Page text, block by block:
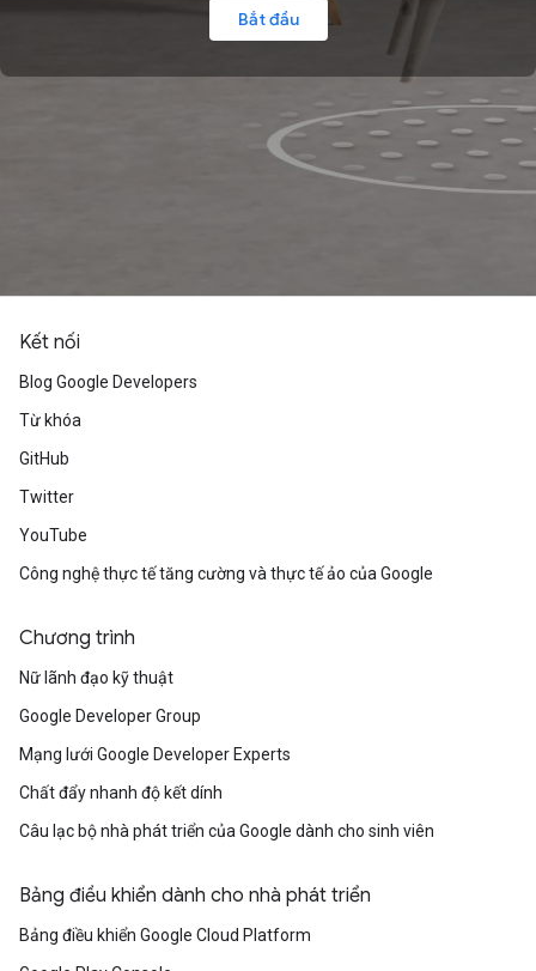
Bắt đầu
Kết nối
Blog Google Developers
Từ khóa
GitHub
Twitter
YouTube
Công nghệ thực tế tăng cường và thực tế ảo của Google
Chương trình
Nữ lãnh đạo kỹ thuật
Google Developer Group
Mạng lưới Google Developer Experts
Chất đẩy nhanh độ kết dính
Câu lạc bộ nhà phát triển của Google dành cho sinh viên
Bảng điều khiển dành cho nhà phát triển
Bảng điều khiển Google Cloud Platform